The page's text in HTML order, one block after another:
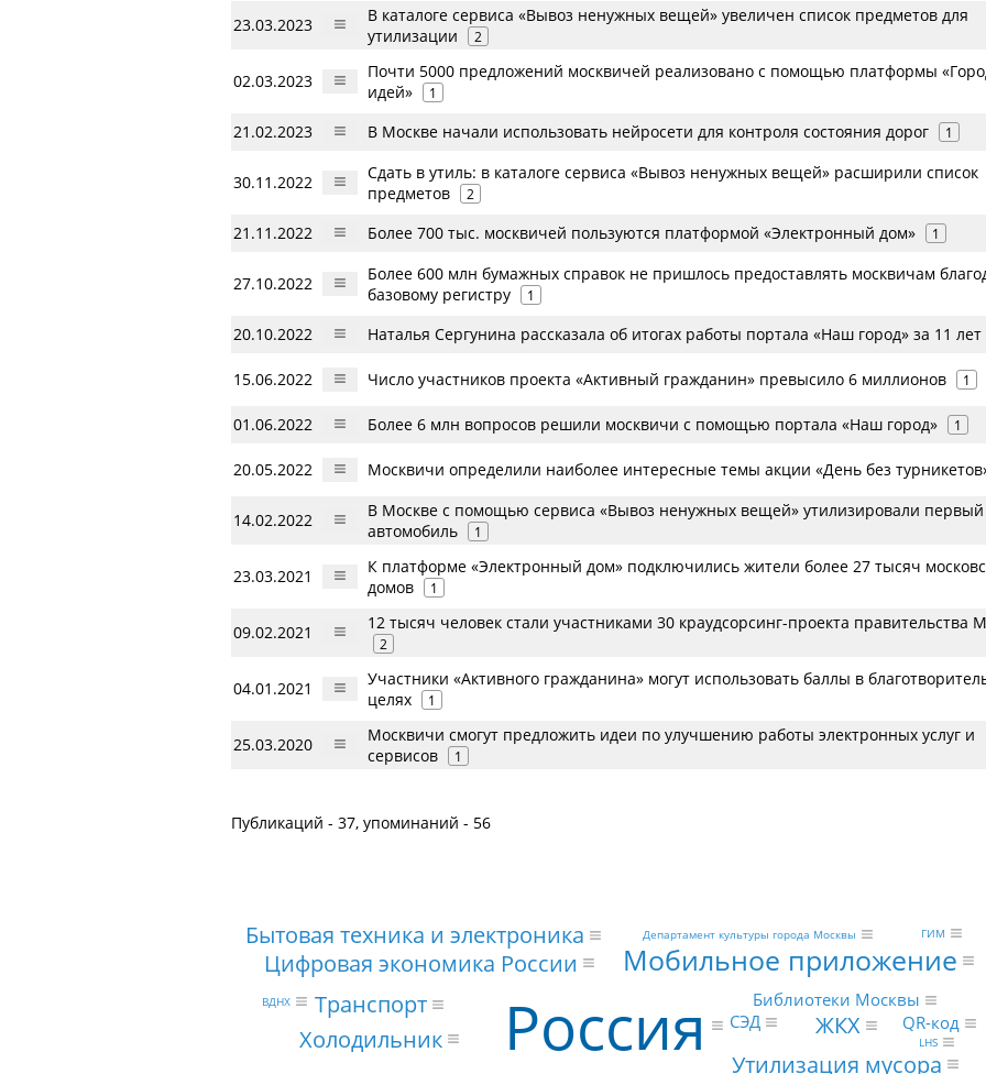
23.03.2023
В каталоге сервиса «Вывоз ненужных вещей» увеличен список предметов для
утилизации
2
02.03.2023
Почти 5000 предложений москвичей реализовано с помощью платформы
идей»
1
21.02.2023 В Москве начали использовать нейросети для контроля состояния дорог 1
30.11.2022
Сдать в утиль: в каталоге сервиса «Вывоз ненужных вещей» расширили список
предметов
2
21.11.2022 Более 700 тыс. москвичей пользуются платформой «Электронный дом» 1
27.10.2022
Более 600 млн бумажных справок не пришлось предоставлять москвичам
базовому регистру
1
20.10.2022 Наталья Сергунина рассказала об итогах работы портала «Наш город» за 11 лет
15.06.2022 Число участников проекта «Активный гражданин» превысило 6 миллионов 1
01.06.2022 Более 6 млн вопросов решили москвичи с помощью портала «Наш город» 1
20.05.2022 Москвичи определили наиболее интересные темы акции «День без
14.02.2022
В Москве с помощью сервиса «Вывоз ненужных вещей» утилизировали первый
автомобиль
1
23.03.2021
К платформе «Электронный дом» подключились жители более 27 тысяч
домов
1
09.02.2021 12 тысяч человек стали участниками 30 краудсорсинг-проекта правительства
2
04.01.2021
Участники «Активного гражданина» могут использовать баллы в
целях
1
25.03.2020
Москвичи смогут предложить идеи по улучшению работы электронных услуг и
сервисов
1
Публикаций - 37, упоминаний - 56
Россия
Мобильное приложение
Утилизация мусора
Цифровая экономика России
ЖКХ
Транспорт
Холодильник
Бытовая техника и электроника
Библиотеки Москвы
QR-код
СЭД
ВДНХ
LHS
ГИМ
Департамент культуры города Москвы